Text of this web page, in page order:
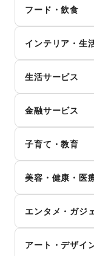
レディースフ
ユニセックス
インナー・ル
キッズ・ベビ
スポーツ
シーズナルウ
腕時計
靴
バッグ・革小物
ファッション
和服・着物
古着
その他ファッ
フード・飲食
和菓子
パン
お弁当・惣菜
軽食・ホット
コーヒー・紅
その他飲料
食材・調味料
物産展・マル
キッチンカー
野菜・果物・
その他フード
インテリア・生
寝具・ベッド
家具・家電
キッチン雑貨
掃除用品・生
文房具
手芸・ハンド
花・盆栽・ド
犬・猫・ペッ
日用雑貨
食器・陶磁器
その他インテ
生活サービス
インターネッ
電気・ガス
ウォーターサ
ハウスクリー
定期宅配
リサイクル雑
冠婚葬祭
資格・習い事
リフォーム
住宅（購入・
金融サービス
保険
銀行
住宅ローン
証券・FX
不動産投資
その他金融サ
子育て・教育
ランドセル
学習教材・通
子供向け教室
塾・家庭教師
おもちゃ・絵
その他子育て
美容・健康・医
ダイエット・
美容・コスメ
ヘアケア・シ
美容家電
エンタメ・ガジ
スマホアクセ
アート・デザイ